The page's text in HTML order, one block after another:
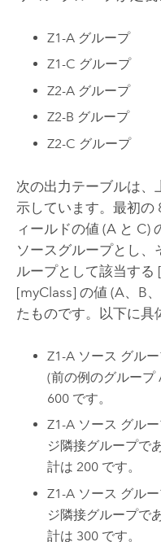
Z1-A グループ
Z1-C グループ
Z2-A グループ
Z2-B グループ
Z2-C グループ
次の出力テーブルは、
示しています。最初の
ィールドの値 (A と C)
ソースグループとし
ループとして該当する
[myClass] の値 (A、B
たものです。以下に具
Z1-A ソース グル
(前の例のグループ
600 です。
Z1-A ソース グル
ジ隣接グループで
計は 200 です。
Z1-A ソース グル
ジ隣接グループで
計は 300 です。